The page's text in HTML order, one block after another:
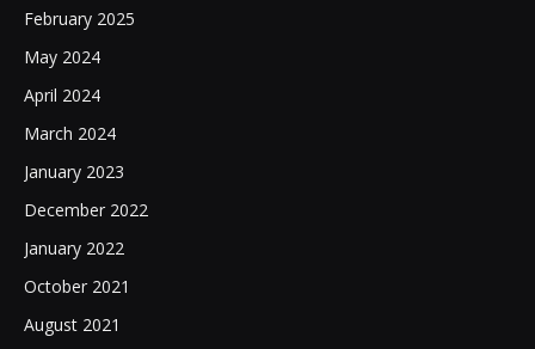
February 2025
May 2024
April 2024
March 2024
January 2023
December 2022
January 2022
October 2021
August 2021